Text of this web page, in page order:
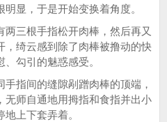
显，于是开始变换着角度。
三根手指松开肉棒，然后再又
，绮云感到除了肉棒被撸动的快
勾引的魅惑感受。
指间的缝隙剐蹭肉棒的顶端，
无师自通地用拇指和食指并出小
上下套弄着。